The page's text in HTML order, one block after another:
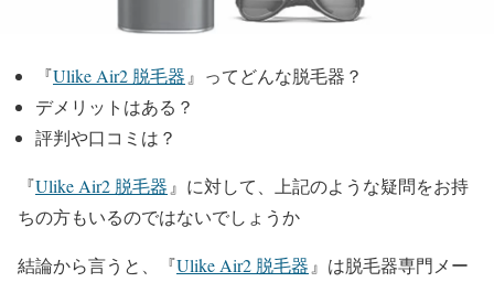
『Ulike Air2 脱毛器 』ってどんな脱毛器？
デメリットはある？
評判や口コミは？
『Ulike Air2 脱毛器 』に対して、上記のような疑問をお持
ちの方もいるのではないでしょうか
結論から言うと、『Ulike Air2 脱毛器 』は脱毛器専門メー